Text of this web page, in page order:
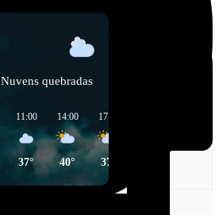
Nuvens quebradas
11:00
37°
14:00
40°
17:00
37°